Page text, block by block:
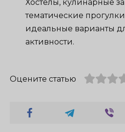
Хостелы, кулинарные
тематические
идеальные варианты
активности.
Оцените статью